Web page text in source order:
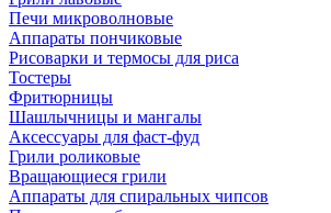
Печи микроволновые
Аппараты пончиковые
Рисоварки и термосы для риса
Тостеры
Фритюрницы
Шашлычницы и мангалы
Аксессуары для фаст-фуд
Грили роликовые
Вращающиеся грили
Аппараты для спиральных чипсов